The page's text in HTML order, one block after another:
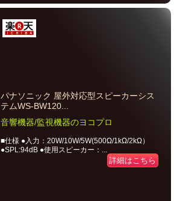
パナソニック 屋外対応型スピーカーシス
テムWS-BW120...
音響機器/監視機器のヨコプロ
■仕様 ●入力：20W/10W/5W(500Ω/1kΩ/2kΩ）
●SPL:94dB ●使用スピーカー：...
詳細はこちら